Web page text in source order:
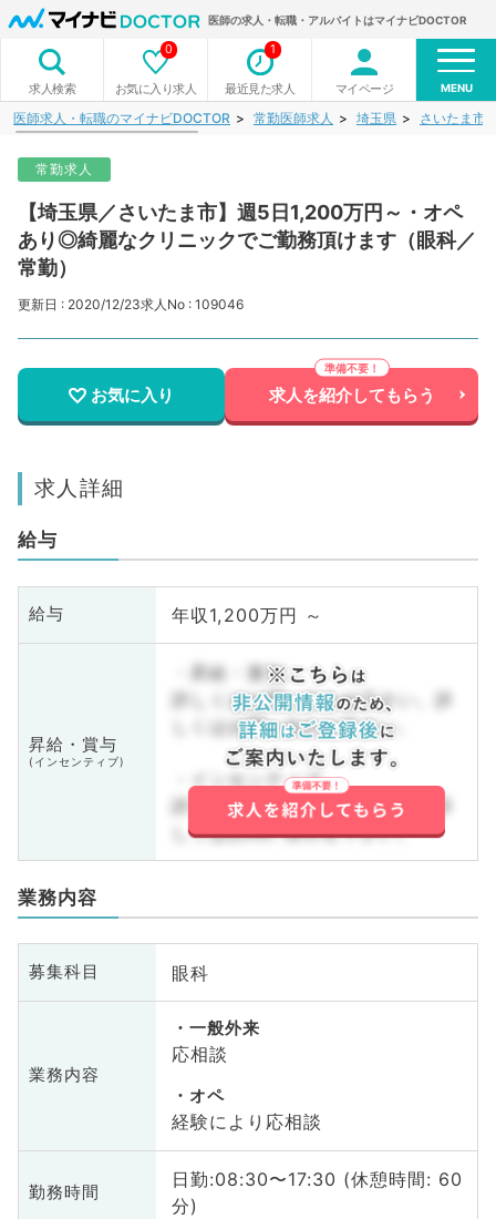
医師の求人・転職・アルバイトはマイナビDOCTOR
求人検索 お気に入り求人
0
最近見た求人
1
マイページ MENU
医師求人・転職のマイナビDOCTOR 常勤医師求人 埼玉県 さいたま市
常勤求人
【埼玉県／さいたま市】週5日1,200万円～・オペ
あり◎綺麗なクリニックでご勤務頂けます（眼科／
常勤）
更新日 : 2020/12/23求人No : 109046
お気に入り 求人を紹介してもらう
求人詳細
給与
給与 年収1,200万円 ～
昇給・賞与
(インセンティブ)
・昇給・賞与
詳しくはお問い合わせ下さい。詳
しくはお問い合わせ下さい。
・インセンティブ
詳しくはお問い合わせ下さい。詳
しくはお問い合わせ下さい。
業務内容
募集科目 眼科
業務内容
一般外来
応相談
オペ
経験により応相談
勤務時間
日勤:08:30〜17:30 (休憩時間: 60
分)